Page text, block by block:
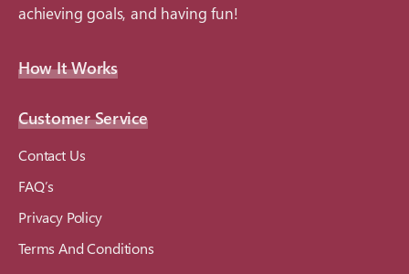
achieving goals, and having fun!
How It Works
Customer Service
Contact Us
FAQ’s
Privacy Policy
Terms And Conditions